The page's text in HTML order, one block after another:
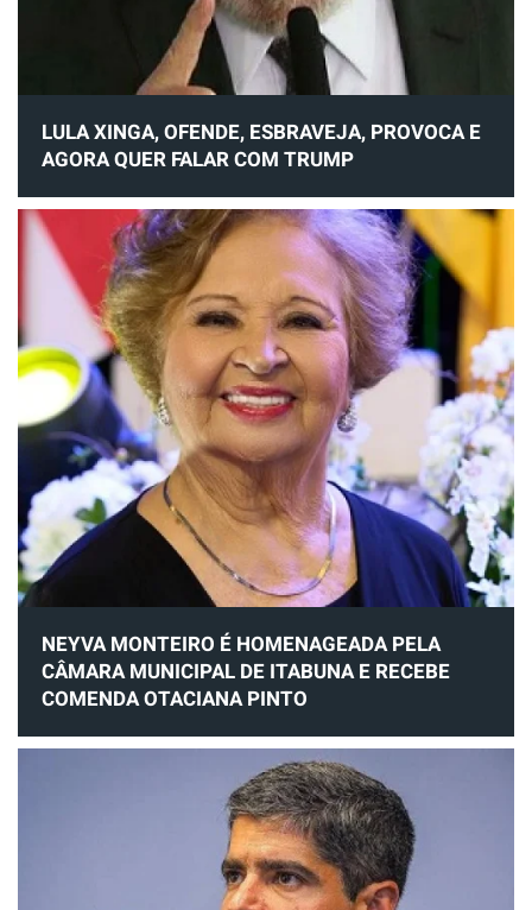
LULA XINGA, OFENDE, ESBRAVEJA, PROVOCA E
AGORA QUER FALAR COM TRUMP
NEYVA MONTEIRO É HOMENAGEADA PELA
CÂMARA MUNICIPAL DE ITABUNA E RECEBE
COMENDA OTACIANA PINTO